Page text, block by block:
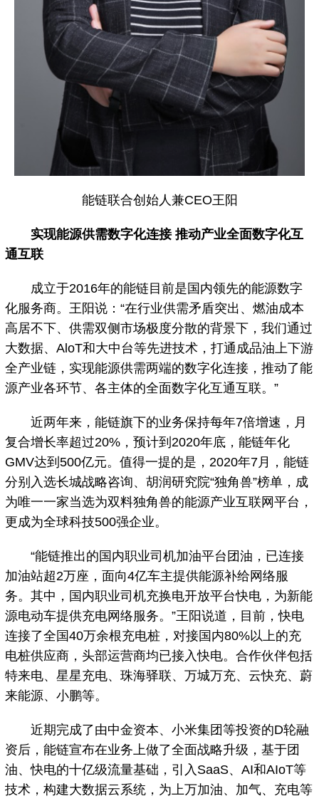
能链联合创始人兼CEO王阳
实现能源供需数字化连接 推动产业全面数字化互
通互联
成立于2016年的能链目前是国内领先的能源数字
化服务商。王阳说：“在行业供需矛盾突出、燃油成本
高居不下、供需双侧市场极度分散的背景下，我们通过
大数据、AloT和大中台等先进技术，打通成品油上下游
全产业链，实现能源供需两端的数字化连接，推动了能
源产业各环节、各主体的全面数字化互通互联。”
近两年来，能链旗下的业务保持每年7倍增速，月
复合增长率超过20%，预计到2020年底，能链年化
GMV达到500亿元。值得一提的是，2020年7月，能链
分别入选长城战略咨询、胡润研究院“独角兽”榜单，成
为唯一一家当选为双料独角兽的能源产业互联网平台，
更成为全球科技500强企业。
“能链推出的国内职业司机加油平台团油，已连接
加油站超2万座，面向4亿车主提供能源补给网络服
务。其中，国内职业司机充换电开放平台快电，为新能
源电动车提供充电网络服务。”王阳说道，目前，快电
连接了全国40万余根充电桩，对接国内80%以上的充
电桩供应商，头部运营商均已接入快电。合作伙伴包括
特来电、星星充电、珠海驿联、万城万充、云快充、蔚
来能源、小鹏等。
近期完成了由中金资本、小米集团等投资的D轮融
资后，能链宣布在业务上做了全面战略升级，基于团
油、快电的十亿级流量基础，引入SaaS、AI和AIoT等
技术，构建大数据云系统，为上万加油、加气、充电等